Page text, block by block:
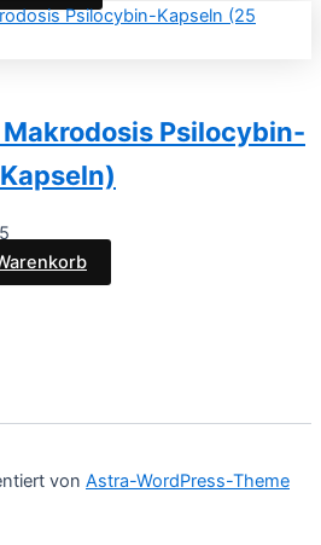
Makrodosis Psilocybin-
von Astra-WordPress-Theme